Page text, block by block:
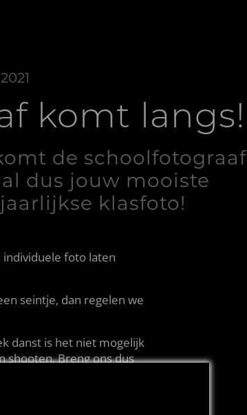
komt langs!
de schoolfotograaf
dus jouw mooiste
klasfoto!
individuele foto laten
seintje, dan regelen we
danst is het niet mogelijk
shooten. Breng ons dus